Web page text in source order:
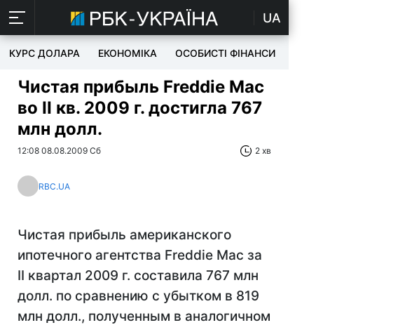
UA
КУРС ДОЛАРА ЕКОНОМІКА ОСОБИСТІ ФІНАНСИ
Чистая прибыль Freddie Mac
во II кв. 2009 г. достигла 767
млн долл.
12:08 08.08.2009 Сб 2 хв
RBC.UA
Чистая прибыль американского
ипотечного агентства Freddie Mac за
II квартал 2009 г. составила 767 млн
долл. по сравнению с убытком в 819
млн долл., полученным в аналогичном